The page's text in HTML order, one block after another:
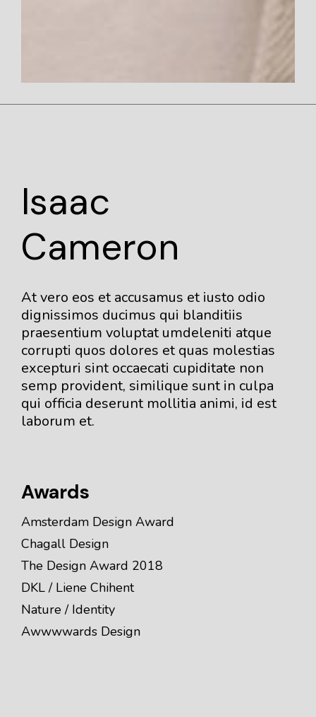
Isaac
Cameron
At vero eos et accusamus et iusto odio
dignissimos ducimus qui blanditiis
praesentium voluptat umdeleniti atque
corrupti quos dolores et quas molestias
excepturi sint occaecati cupiditate non
semp provident, similique sunt in culpa
qui officia deserunt mollitia animi, id est
laborum et.
Awards
Amsterdam Design Award
Chagall Design
The Design Award 2018
DKL / Liene Chihent
Nature / Identity
Awwwwards Design